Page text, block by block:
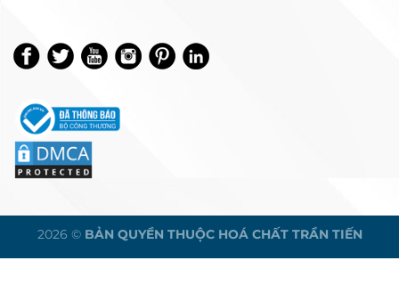
2026 © BẢN QUYỀN THUỘC HOÁ CHẤT TRẦN TIẾN